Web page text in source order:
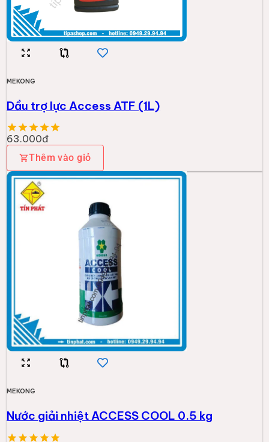
MEKONG
Dầu trợ lực Access ATF (1L)
63.000đ
Thêm vào giỏ
MEKONG
Nước giải nhiệt ACCESS COOL 0.5 kg